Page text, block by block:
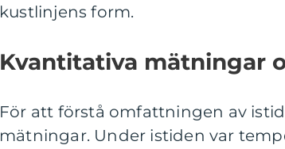
kustlinjens form.
Kvantitativa mätningar
För att förstå omfattningen av
mätningar. Under istiden var